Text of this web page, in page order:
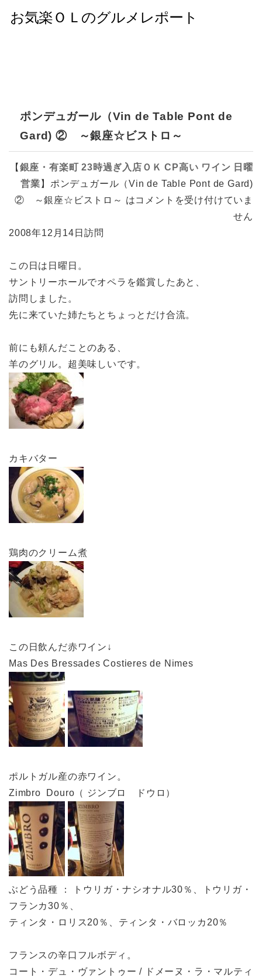
ポンデュガール（Vin de Table Pont de
Gard) ② ～銀座☆ビストロ～
【 銀座・有楽町 23時過ぎ入店ＯＫ CP高い ワイン 日曜
営業 】 ポンデュガール（Vin de Table Pont de Gard)
② ～銀座☆ビストロ～ はコメントを受け付けていま
せん
2008年12月14日訪問
この日は日曜日。
サントリーホールでオペラを鑑賞したあと、
訪問しました。
先に来ていた姉たちとちょっとだけ合流。
前にも頼んだことのある、
羊のグリル。超美味しいです。
カキバター
鶏肉のクリーム煮
この日飲んだ赤ワイン↓
Mas Des Bressades Costieres de Nimes
ポルトガル産の赤ワイン。
Zimbro Douro（ ジンブロ ドウロ）
ぶどう品種 ： トウリガ・ナシオナル30％、トウリガ・
フランカ30％、
ティンタ・ロリス20％、ティンタ・バロッカ20％
フランスの辛口フルボディ。
コート・デュ・ヴァントゥー / ドメーヌ・ラ・マルティ